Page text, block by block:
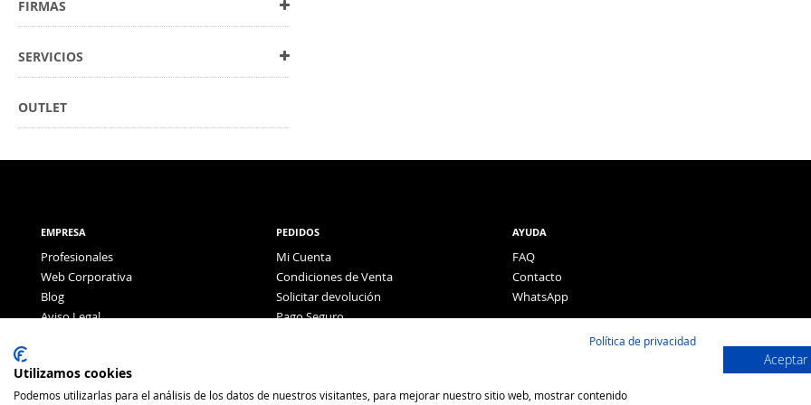
FIRMAS
SERVICIOS
OUTLET
EMPRESA
Profesionales
Web Corporativa
Blog
Aviso Legal
PEDIDOS
Mi Cuenta
Condiciones de Venta
Solicitar devolución
Pago Seguro
AYUDA
FAQ
Contacto
WhatsApp
Política de privacidad
Utilizamos cookies
Podemos utilizarlas para el análisis de los datos de nuestros visitantes, para mejorar nuestro sitio web, mostrar contenido